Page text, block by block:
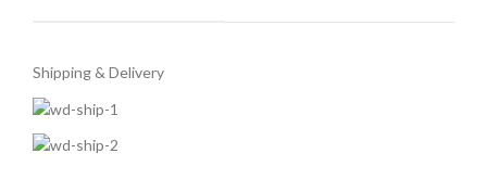
Shipping & Delivery